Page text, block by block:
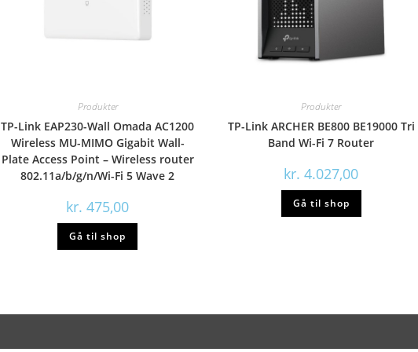
Produkter
TP-Link EAP230-Wall Omada AC1200
Wireless MU-MIMO Gigabit Wall-
Plate Access Point – Wireless router
802.11a/b/g/n/Wi-Fi 5 Wave 2
kr. 475,00
Gå til shop
Produkter
TP-Link ARCHER BE800 BE19000 Tri
Band Wi-Fi 7 Router
kr. 4.027,00
Gå til shop